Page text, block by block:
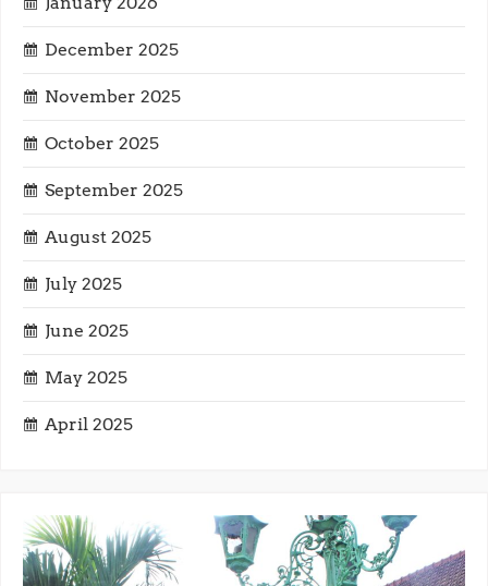
t
i
o
n
December 2025
November 2025
October 2025
September 2025
August 2025
July 2025
June 2025
May 2025
April 2025